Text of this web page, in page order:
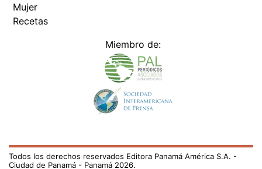
Mujer
Recetas
Miembro de:
Todos los derechos reservados Editora Panamá América S.A. -
Ciudad de Panamá - Panamá 2026.